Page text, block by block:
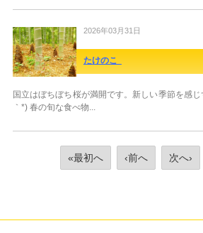
2026年03月31日
たけのこ
国立はぼちぼち桜が満開です。新しい季節を感
｀*) 春の旬な食べ物...
«最初へ ‹前へ 次へ›